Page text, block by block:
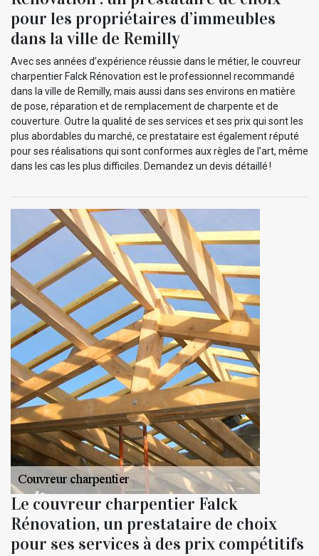
pour les propriétaires d’immeubles
dans la ville de Remilly
Avec ses années d’expérience réussie dans le métier, le couvreur
charpentier Falck Rénovation est le professionnel recommandé
dans la ville de Remilly, mais aussi dans ses environs en matière
de pose, réparation et de remplacement de charpente et de
couverture. Outre la qualité de ses services et ses prix qui sont les
plus abordables du marché, ce prestataire est également réputé
pour ses réalisations qui sont conformes aux règles de l’art, même
dans les cas les plus difficiles. Demandez un devis détaillé !
Le couvreur charpentier Falck
Rénovation, un prestataire de choix
pour ses services à des prix compétitifs